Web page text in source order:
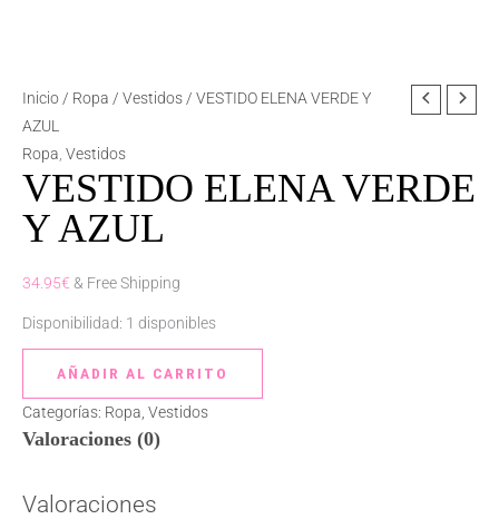
Inicio/ Ropa / Vestidos/ VESTIDO ELENA VERDE Y
AZUL
Ropa, Vestidos
VESTIDO ELENA VERDE
Y AZUL
34.95€ & Free Shipping
Disponibilidad: 1 disponibles
VESTIDO
ELENA
VERDE
Y
cantidad
AÑADIR AL CARRITO
Categorías: Ropa, Vestidos
Valoraciones (0)
Valoraciones